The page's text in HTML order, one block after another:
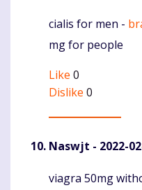
Komentaras
cialis for men -
mg for people
Like 0
Dislike 0
Naswjt - 2022-
Komentaras
viagra 50mg